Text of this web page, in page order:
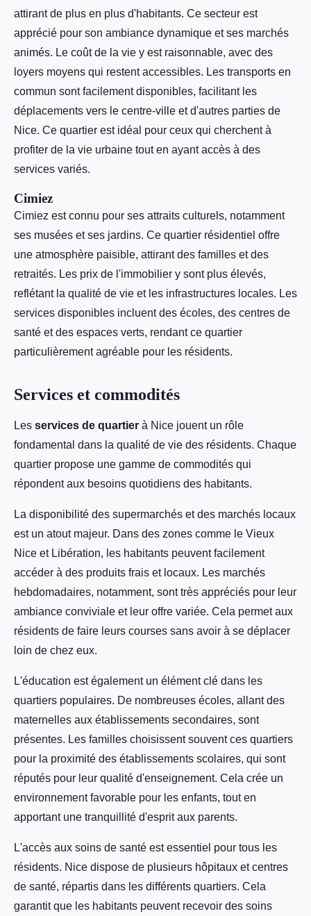
attirant de plus en plus d'habitants. Ce secteur est
apprécié pour son ambiance dynamique et ses marchés
animés. Le coût de la vie y est raisonnable, avec des
loyers moyens qui restent accessibles. Les transports en
commun sont facilement disponibles, facilitant les
déplacements vers le centre-ville et d'autres parties de
Nice. Ce quartier est idéal pour ceux qui cherchent à
profiter de la vie urbaine tout en ayant accès à des
services variés.
Cimiez
Cimiez est connu pour ses attraits culturels, notamment
ses musées et ses jardins. Ce quartier résidentiel offre
une atmosphère paisible, attirant des familles et des
retraités. Les prix de l'immobilier y sont plus élevés,
reflétant la qualité de vie et les infrastructures locales. Les
services disponibles incluent des écoles, des centres de
santé et des espaces verts, rendant ce quartier
particulièrement agréable pour les résidents.
Services et commodités
Les services de quartier à Nice jouent un rôle
fondamental dans la qualité de vie des résidents. Chaque
quartier propose une gamme de commodités qui
répondent aux besoins quotidiens des habitants.
La disponibilité des supermarchés et des marchés locaux
est un atout majeur. Dans des zones comme le Vieux
Nice et Libération, les habitants peuvent facilement
accéder à des produits frais et locaux. Les marchés
hebdomadaires, notamment, sont très appréciés pour leur
ambiance conviviale et leur offre variée. Cela permet aux
résidents de faire leurs courses sans avoir à se déplacer
loin de chez eux.
L'éducation est également un élément clé dans les
quartiers populaires. De nombreuses écoles, allant des
maternelles aux établissements secondaires, sont
présentes. Les familles choisissent souvent ces quartiers
pour la proximité des établissements scolaires, qui sont
réputés pour leur qualité d'enseignement. Cela crée un
environnement favorable pour les enfants, tout en
apportant une tranquillité d'esprit aux parents.
L'accès aux soins de santé est essentiel pour tous les
résidents. Nice dispose de plusieurs hôpitaux et centres
de santé, répartis dans les différents quartiers. Cela
garantit que les habitants peuvent recevoir des soins